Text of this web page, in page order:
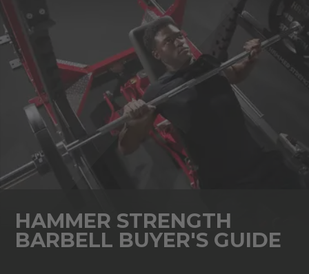
HAMMER STRENGTH
BARBELL BUYER'S GUIDE